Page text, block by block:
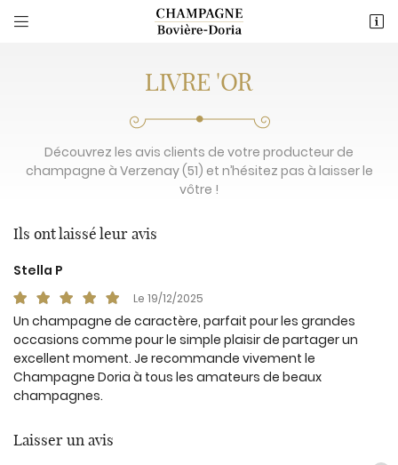
 
8 Rue des Chauffours
 Adresse email de réception
 Recopier le code ci-contre
Rafraîchir le captcha
LIVRE 'OR
Découvrez les avis clients de votre producteur de
champagne à Verzenay (51) et n’hésitez pas à laisser le
vôtre !
Ils ont laissé leur avis
Stella P
Le 19/12/2025
Un champagne de caractère, parfait pour les grandes
occasions comme pour le simple plaisir de partager un
excellent moment. Je recommande vivement le
Champagne Doria à tous les amateurs de beaux
champagnes.
Laisser un avis